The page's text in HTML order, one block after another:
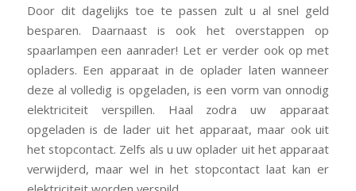
Door dit dagelijks toe te passen zult u al snel geld
besparen. Daarnaast is ook het overstappen op
spaarlampen een aanrader! Let er verder ook op met
opladers. Een apparaat in de oplader laten wanneer
deze al volledig is opgeladen, is een vorm van onnodig
elektriciteit verspillen. Haal zodra uw apparaat
opgeladen is de lader uit het apparaat, maar ook uit
het stopcontact. Zelfs als u uw oplader uit het apparaat
verwijderd, maar wel in het stopcontact laat kan er